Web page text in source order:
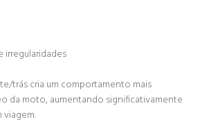
irregularidades
trás cria um comportamento mais
da moto, aumentando significativamente